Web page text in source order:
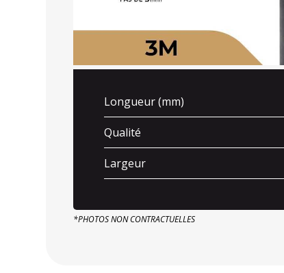
Longueur (mm)
Qualité
Largeur
*PHOTOS NON CONTRACTUELLES